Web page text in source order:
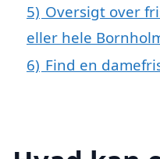
5) Oversigt over
eller hele
6) Find en